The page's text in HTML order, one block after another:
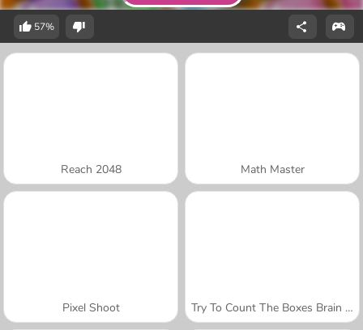
57%
Reach 2048 Math Master
Pixel Shoot Try To Count The Boxes Brain Training